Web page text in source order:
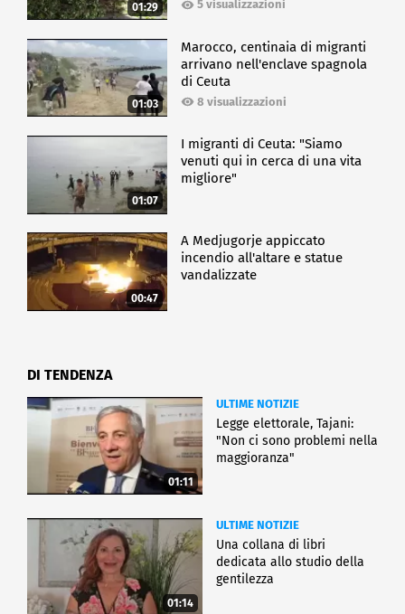
01:29 5 visualizzazioni
01:03
Marocco, centinaia di migranti
arrivano nell'enclave spagnola
di Ceuta
8 visualizzazioni
01:07
I migranti di Ceuta: "Siamo
venuti qui in cerca di una vita
migliore"
00:47
A Medjugorje appiccato
incendio all'altare e statue
vandalizzate
DI TENDENZA
01:11
ULTIME NOTIZIE
Legge elettorale, Tajani:
"Non ci sono problemi nella
maggioranza"
01:14
ULTIME NOTIZIE
Una collana di libri
dedicata allo studio della
gentilezza